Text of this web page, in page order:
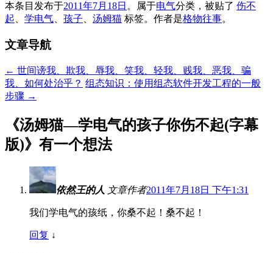
本条目发布于2011年7月18日 。属于电气分类，被贴了 伤不
起
学电气 孩子 汤姆猫 标签。 作者是格物往事。
文章导航
← 世间谤我、欺我、辱我、笑我、轻我、贱我、恶我、骗
我、如何处治乎？ 组态知识：使用组态软件开发工程的一般
步骤 →
《汤姆猫—学电气的孩子你伤不起(字幕
版)》有一个想法
依然王的人 文章作者2011年7月18日 下午1:31
我们学电气的孩纸，你桑不起！桑不起！
回复 ↓